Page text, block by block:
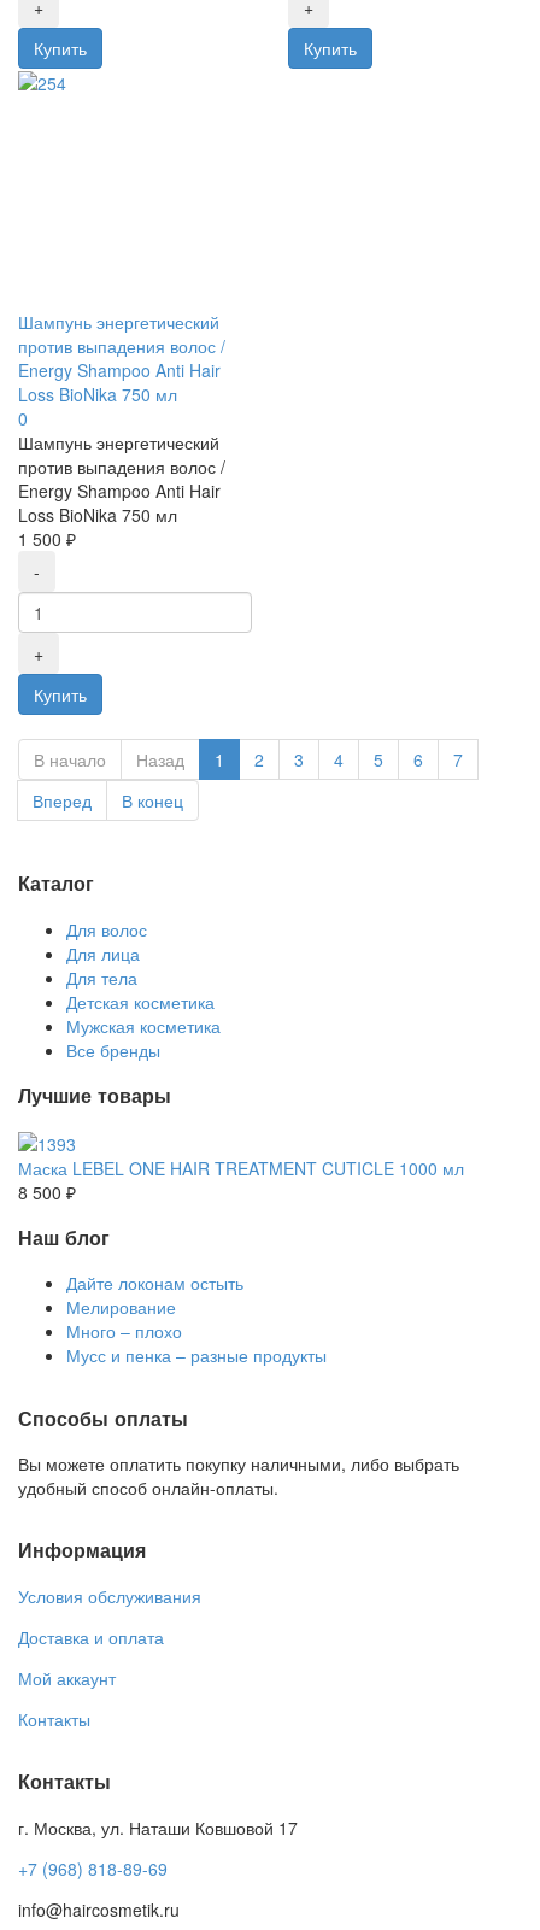
Шампунь энергетический
против выпадения волос /
Energy Shampoo Anti Hair
Loss BioNika 750 мл
0
Шампунь энергетический
против выпадения волос /
Energy Shampoo Anti Hair
Loss BioNika 750 мл
1 500 ₽
В начало Назад 1 2 3 4 5 6
7
Вперед
В конец
Каталог
Для волос
Для лица
Для тела
Детская косметика
Мужская косметика
Все бренды
Лучшие товары
Маска LEBEL ONE HAIR TREATMENT CUTICLE 1000 мл
8 500 ₽
Наш блог
Дайте локонам остыть
Мелирование
Много – плохо
Мусс и пенка – разные продукты
Способы оплаты
Вы можете оплатить покупку наличными, либо выбрать
удобный способ онлайн-оплаты.
Информация
Условия обслуживания
Доставка и оплата
Мой аккаунт
Контакты
Контакты
г. Москва, ул. Наташи Ковшовой 17
+7 (968) 818-89-69
info@haircosmetik.ru